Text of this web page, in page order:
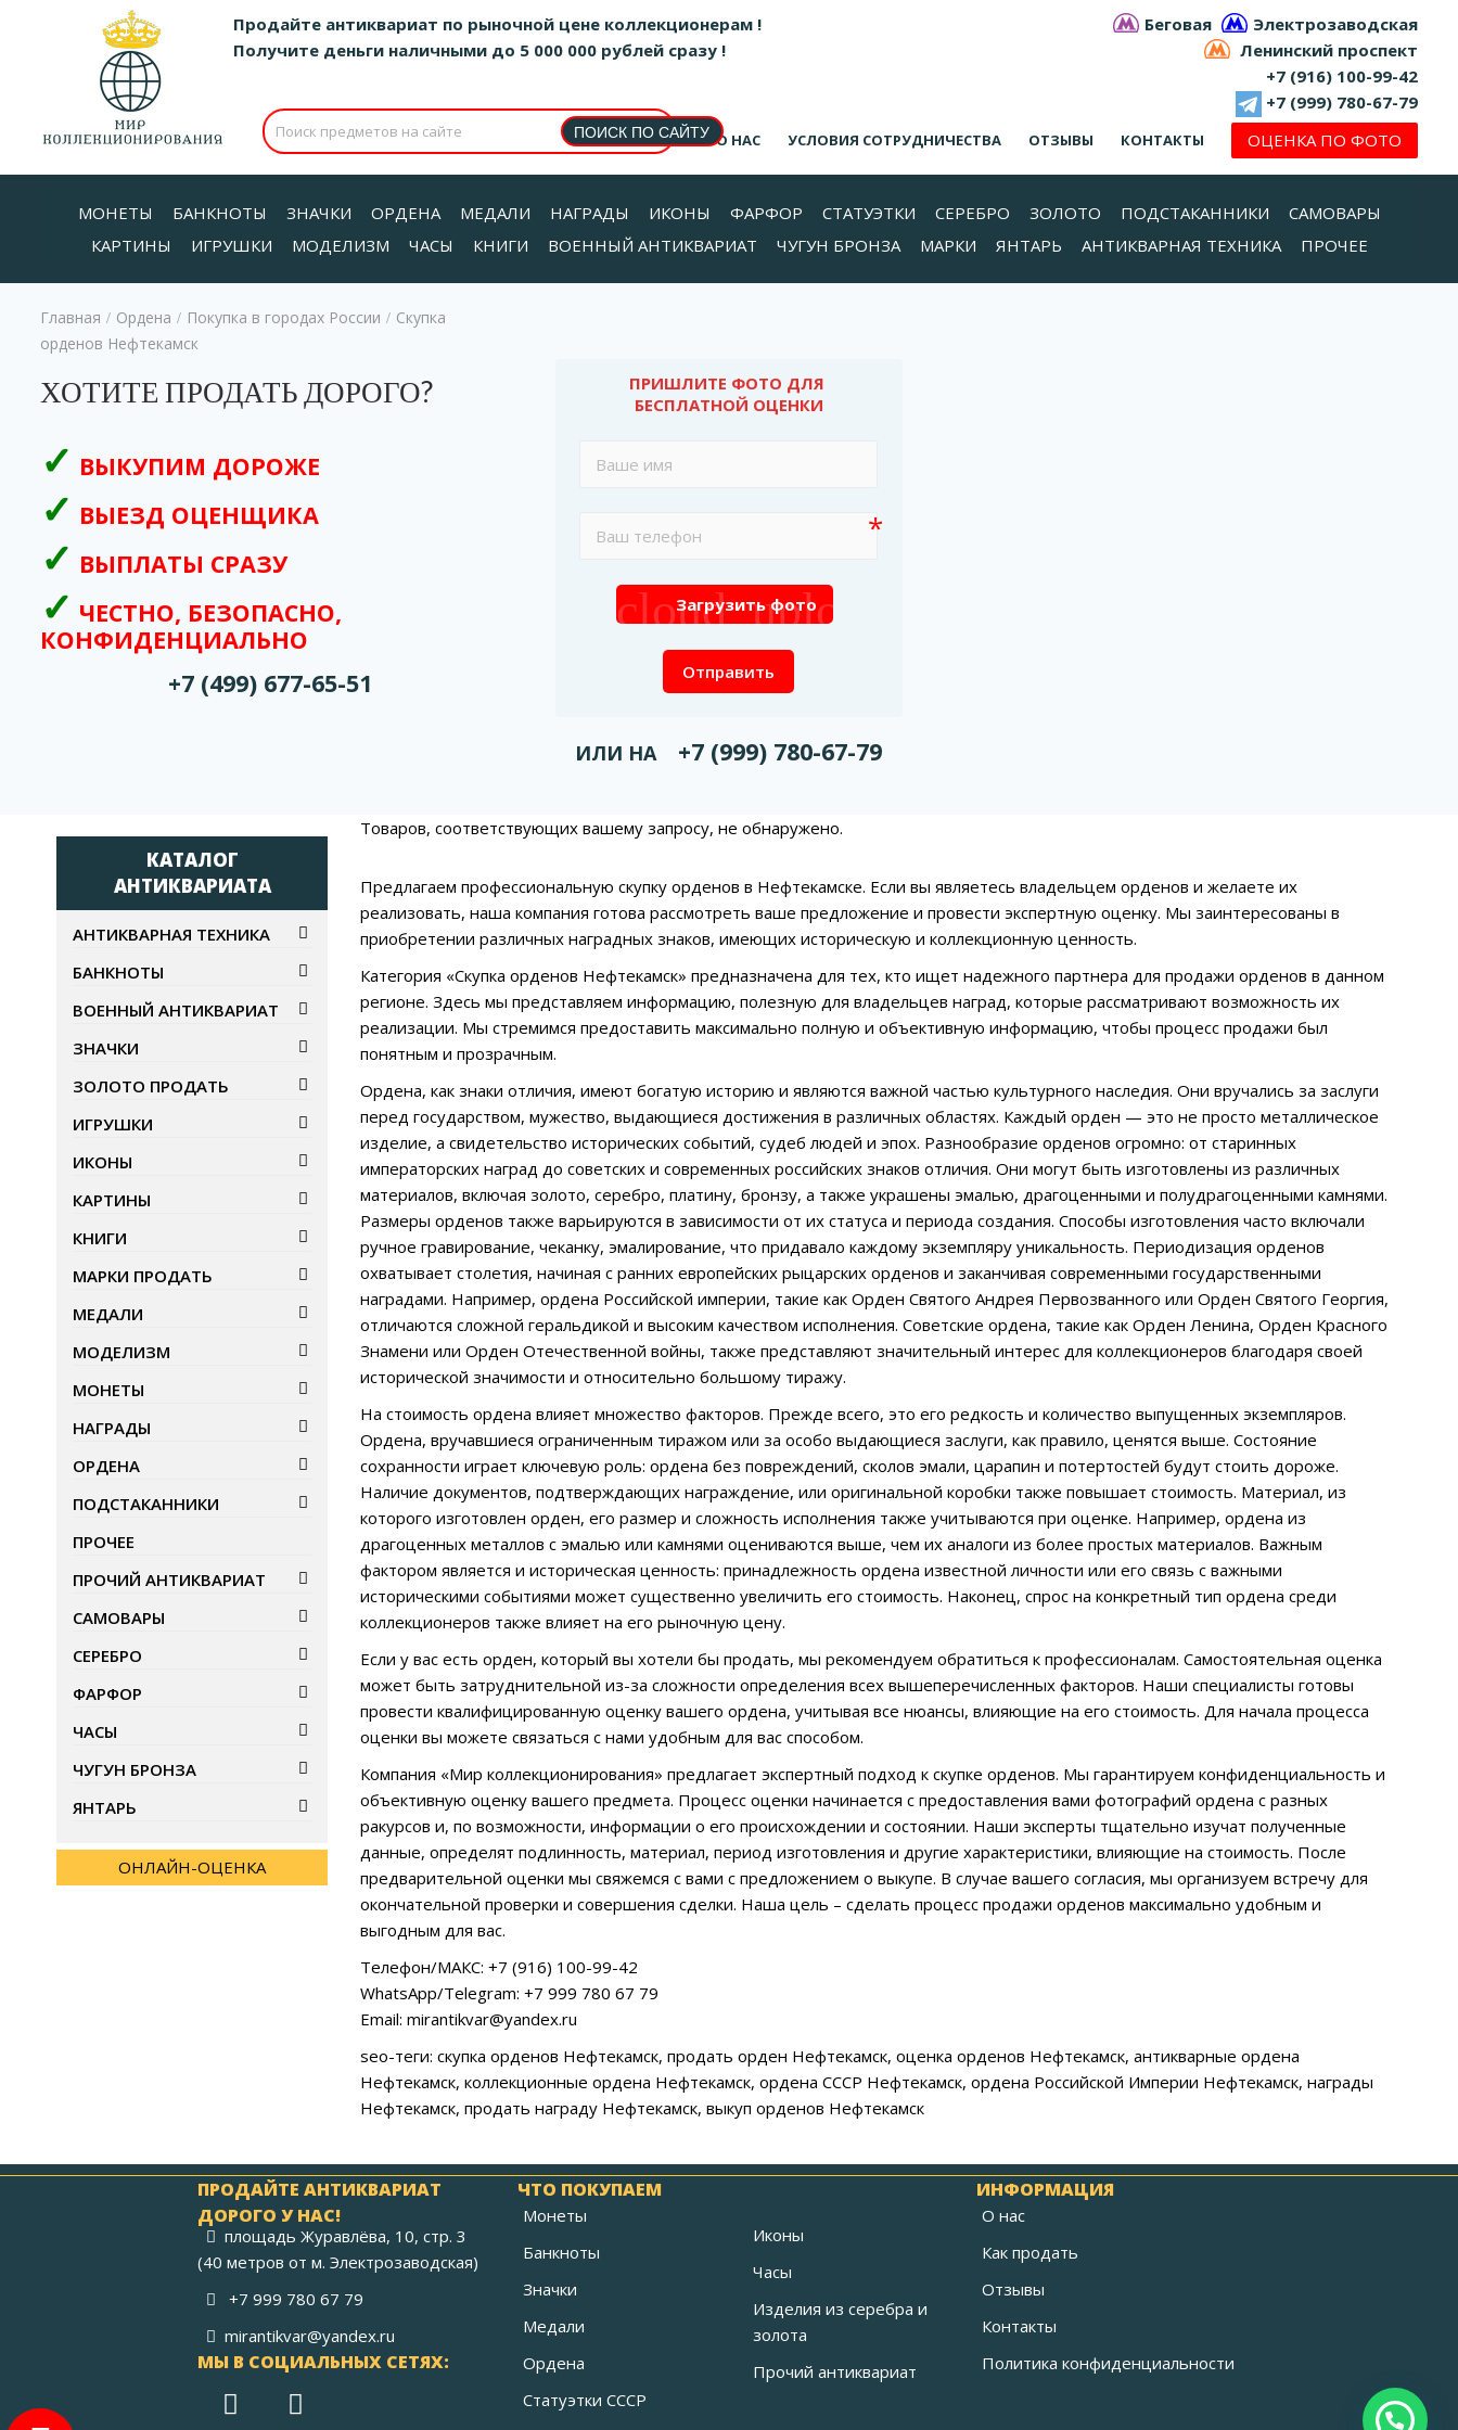
Продайте антиквариат по рыночной цене коллекционерам ! Беговая
Электрозаводская
Получите деньги наличными до 5 000 000 рублей сразу !
Ленинский проспект
+7 (916) 100-99-42
+7 (999) 780-67-79
О НАС УСЛОВИЯ СОТРУДНИЧЕСТВА ОТЗЫВЫ КОНТАКТЫ ОЦЕНКА ПО ФОТО
МОНЕТЫ БАНКНОТЫ ЗНАЧКИ ОРДЕНА МЕДАЛИ НАГРАДЫ ИКОНЫ ФАРФОР СТАТУЭТКИ СЕРЕБРО ЗОЛОТО ПОДСТАКАННИКИ
САМОВАРЫ
КАРТИНЫ
ИГРУШКИ МОДЕЛИЗМ ЧАСЫ КНИГИ ВОЕННЫЙ АНТИКВАРИАТ ЧУГУН БРОНЗА МАРКИ ЯНТАРЬ АНТИКВАРНАЯ ТЕХНИКА ПРОЧЕЕ
Главная / Ордена / Покупка в городах России / Скупка
орденов Нефтекамск
ХОТИТЕ ПРОДАТЬ ДОРОГО?
ВЫКУПИМ ДОРОЖЕ
ВЫЕЗД ОЦЕНЩИКА
ВЫПЛАТЫ СРАЗУ
ЧЕСТНО, БЕЗОПАСНО,
КОНФИДЕНЦИАЛЬНО
+7 (499) 677-65-51
ПРИШЛИТЕ ФОТО ДЛЯ
БЕСПЛАТНОЙ ОЦЕНКИ
cloud_upload
Загрузить фото
Отправить
ИЛИ НА +7 (999) 780-67-79
Товаров, соответствующих вашему запросу, не обнаружено.
Предлагаем профессиональную скупку орденов в Нефтекамске. Если вы являетесь владельцем орденов и желаете их
реализовать, наша компания готова рассмотреть ваше предложение и провести экспертную оценку. Мы заинтересованы в
приобретении различных наградных знаков, имеющих историческую и коллекционную ценность.
Категория «Скупка орденов Нефтекамск» предназначена для тех, кто ищет надежного партнера для продажи орденов в данном
регионе. Здесь мы представляем информацию, полезную для владельцев наград, которые рассматривают возможность их
реализации. Мы стремимся предоставить максимально полную и объективную информацию, чтобы процесс продажи был
понятным и прозрачным.
Ордена, как знаки отличия, имеют богатую историю и являются важной частью культурного наследия. Они вручались за заслуги
перед государством, мужество, выдающиеся достижения в различных областях. Каждый орден — это не просто металлическое
изделие, а свидетельство исторических событий, судеб людей и эпох. Разнообразие орденов огромно: от старинных
императорских наград до советских и современных российских знаков отличия. Они могут быть изготовлены из различных
материалов, включая золото, серебро, платину, бронзу, а также украшены эмалью, драгоценными и полудрагоценными камнями.
Размеры орденов также варьируются в зависимости от их статуса и периода создания. Способы изготовления часто включали
ручное гравирование, чеканку, эмалирование, что придавало каждому экземпляру уникальность. Периодизация орденов
охватывает столетия, начиная с ранних европейских рыцарских орденов и заканчивая современными государственными
наградами. Например, ордена Российской империи, такие как Орден Святого Андрея Первозванного или Орден Святого Георгия,
отличаются сложной геральдикой и высоким качеством исполнения. Советские ордена, такие как Орден Ленина, Орден Красного
Знамени или Орден Отечественной войны, также представляют значительный интерес для коллекционеров благодаря своей
исторической значимости и относительно большому тиражу.
На стоимость ордена влияет множество факторов. Прежде всего, это его редкость и количество выпущенных экземпляров.
Ордена, вручавшиеся ограниченным тиражом или за особо выдающиеся заслуги, как правило, ценятся выше. Состояние
сохранности играет ключевую роль: ордена без повреждений, сколов эмали, царапин и потертостей будут стоить дороже.
Наличие документов, подтверждающих награждение, или оригинальной коробки также повышает стоимость. Материал, из
которого изготовлен орден, его размер и сложность исполнения также учитываются при оценке. Например, ордена из
драгоценных металлов с эмалью или камнями оцениваются выше, чем их аналоги из более простых материалов. Важным
фактором является и историческая ценность: принадлежность ордена известной личности или его связь с важными
историческими событиями может существенно увеличить его стоимость. Наконец, спрос на конкретный тип ордена среди
коллекционеров также влияет на его рыночную цену.
Если у вас есть орден, который вы хотели бы продать, мы рекомендуем обратиться к профессионалам. Самостоятельная оценка
может быть затруднительной из-за сложности определения всех вышеперечисленных факторов. Наши специалисты готовы
провести квалифицированную оценку вашего ордена, учитывая все нюансы, влияющие на его стоимость. Для начала процесса
оценки вы можете связаться с нами удобным для вас способом.
Компания «Мир коллекционирования» предлагает экспертный подход к скупке орденов. Мы гарантируем конфиденциальность и
объективную оценку вашего предмета. Процесс оценки начинается с предоставления вами фотографий ордена с разных
ракурсов и, по возможности, информации о его происхождении и состоянии. Наши эксперты тщательно изучат полученные
данные, определят подлинность, материал, период изготовления и другие характеристики, влияющие на стоимость. После
предварительной оценки мы свяжемся с вами с предложением о выкупе. В случае вашего согласия, мы организуем встречу для
окончательной проверки и совершения сделки. Наша цель – сделать процесс продажи орденов максимально удобным и
выгодным для вас.
Телефон/МАКС: +7 (916) 100-99-42
WhatsApp/Telegram: +7 999 780 67 79
Email: mirantikvar@yandex.ru
seo-теги: скупка орденов Нефтекамск, продать орден Нефтекамск, оценка орденов Нефтекамск, антикварные ордена
Нефтекамск, коллекционные ордена Нефтекамск, ордена СССР Нефтекамск, ордена Российской Империи Нефтекамск, награды
Нефтекамск, продать награду Нефтекамск, выкуп орденов Нефтекамск
КАТАЛОГ
АНТИКВАРИАТА
АНТИКВАРНАЯ ТЕХНИКА
БАНКНОТЫ
ВОЕННЫЙ АНТИКВАРИАТ
ЗНАЧКИ
ЗОЛОТО ПРОДАТЬ
ИГРУШКИ
ИКОНЫ
КАРТИНЫ
КНИГИ
МАРКИ ПРОДАТЬ
МЕДАЛИ
МОДЕЛИЗМ
МОНЕТЫ
НАГРАДЫ
ОРДЕНА
ПОДСТАКАННИКИ
ПРОЧЕЕ
ПРОЧИЙ АНТИКВАРИАТ
САМОВАРЫ
СЕРЕБРО
ФАРФОР
ЧАСЫ
ЧУГУН БРОНЗА
ЯНТАРЬ
ОНЛАЙН-ОЦЕНКА
ПРОДАЙТЕ АНТИКВАРИАТ
ДОРОГО У НАС!
площадь Журавлёва, 10, стр. 3
(40 метров от м. Электрозаводская)
+7 999 780 67 79
mirantikvar@yandex.ru
МЫ В СОЦИАЛЬНЫХ СЕТЯХ:
ЧТО ПОКУПАЕМ
Монеты
Банкноты
Значки
Медали
Ордена
Статуэтки СССР
Иконы
Часы
Изделия из серебра и
золота
Прочий антиквариат
ИНФОРМАЦИЯ
О нас
Как продать
Отзывы
Контакты
Политика конфиденциальности